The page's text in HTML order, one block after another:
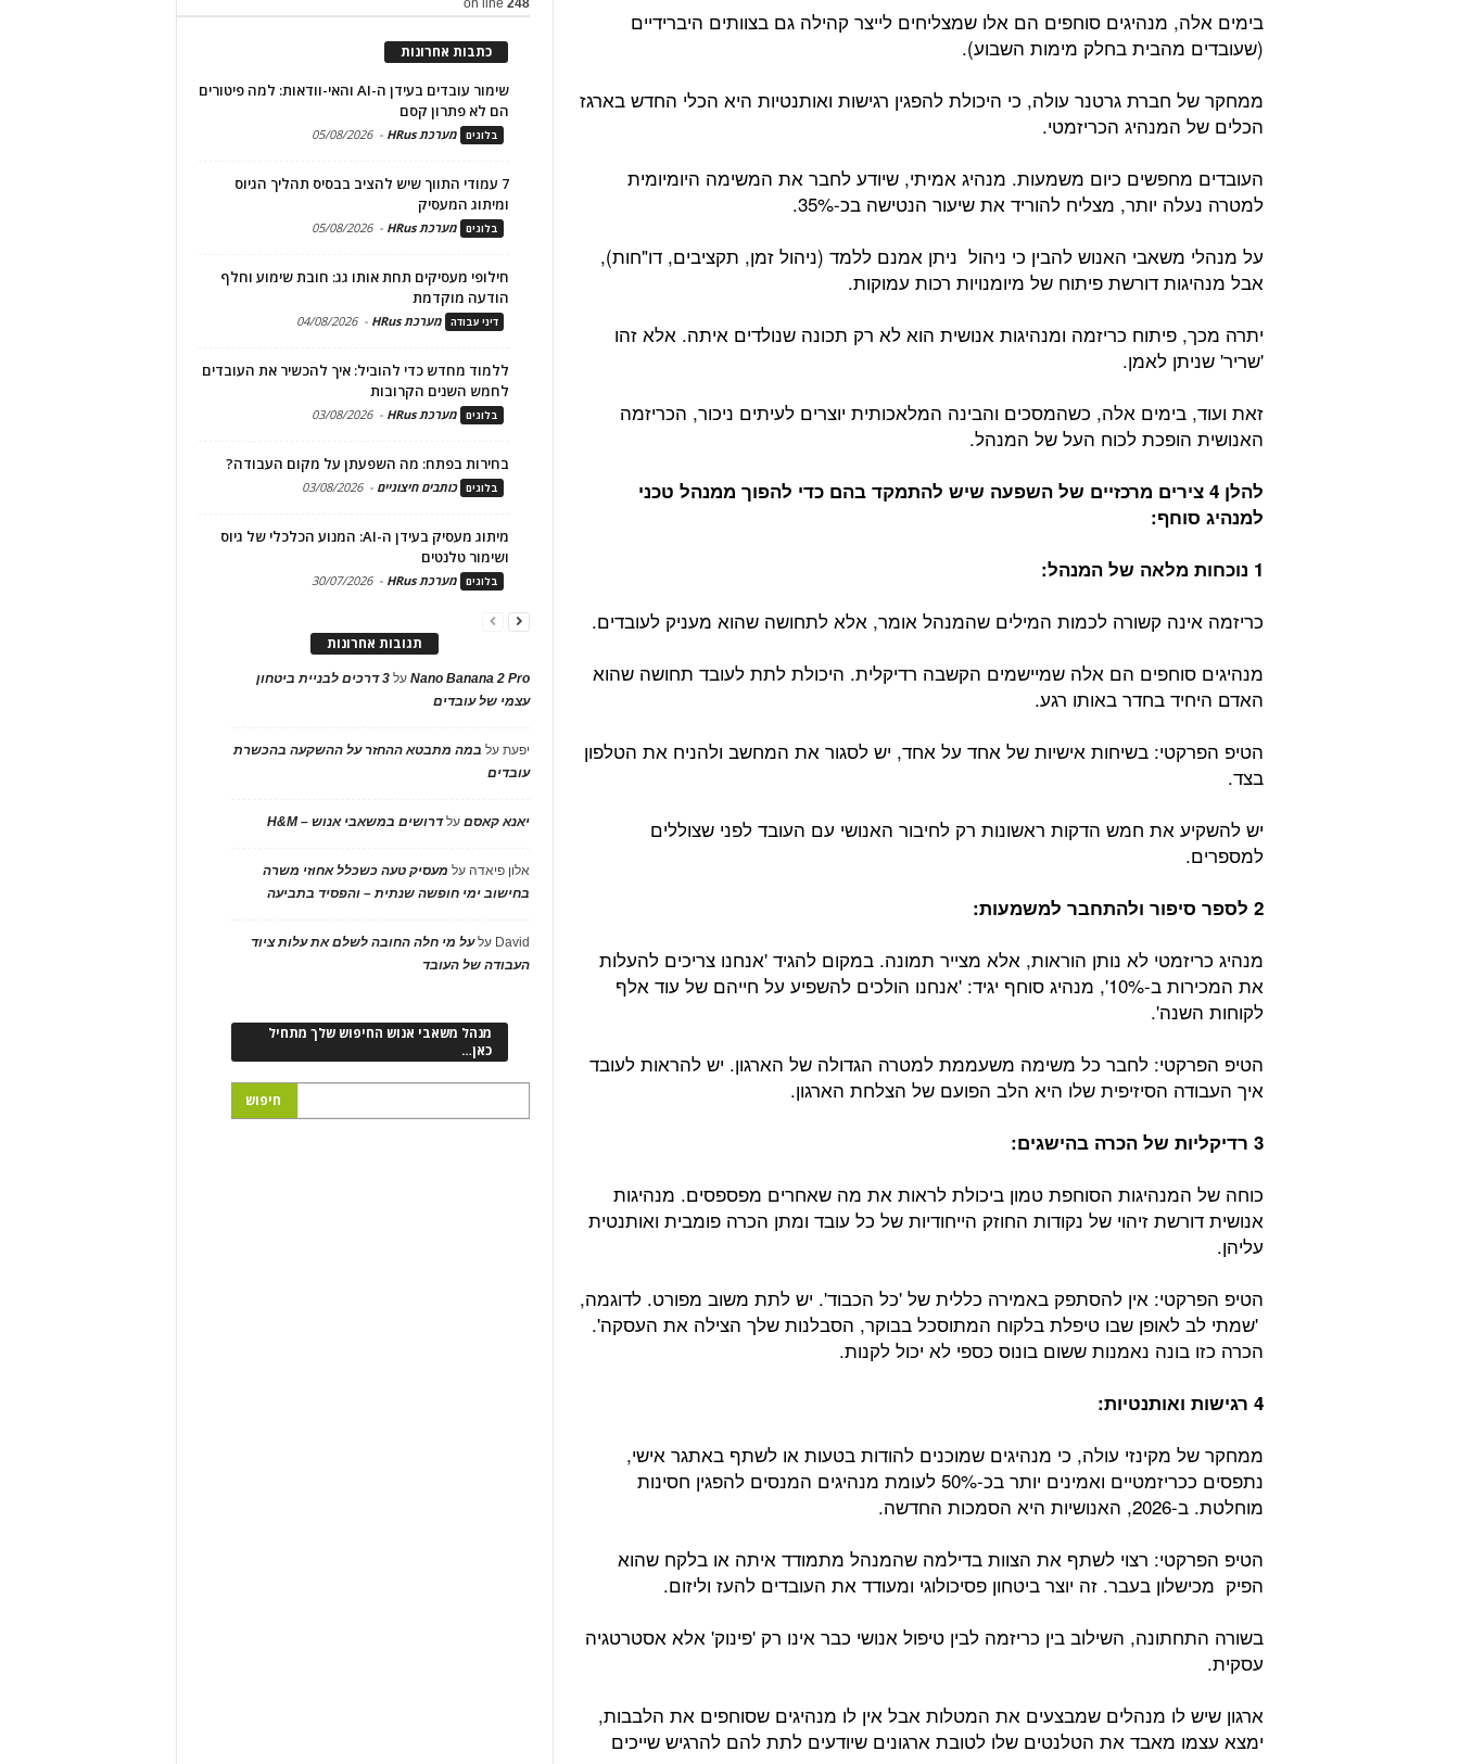
בימים אלה, מנהיגים סוחפים הם אלו שמצליחים לייצר קהילה גם בצוותים היברידיים
(שעובדים מהבית בחלק מימות השבוע).
ממחקר של חברת גרטנר עולה, כי היכולת להפגין רגישות ואותנטיות היא הכלי החדש בארגז
הכלים של המנהיג הכריזמטי.
העובדים מחפשים כיום משמעות. מנהיג אמיתי, שיודע לחבר את המשימה היומיומית
למטרה נעלה יותר, מצליח להוריד את שיעור הנטישה בכ-35%.
על מנהלי משאבי האנוש להבין כי ניהול ניתן אמנם ללמד (ניהול זמן, תקציבים, דו"חות),
אבל מנהיגות דורשת פיתוח של מיומנויות רכות עמוקות.
יתרה מכך, פיתוח כריזמה ומנהיגות אנושית הוא לא רק תכונה שנולדים איתה. אלא זהו
'שריר' שניתן לאמן.
זאת ועוד, בימים אלה, כשהמסכים והבינה המלאכותית יוצרים לעיתים ניכור, הכריזמה
האנושית הופכת לכוח העל של המנהל.
להלן 4 צירים מרכזיים של השפעה שיש להתמקד בהם כדי להפוך ממנהל טכני
למנהיג סוחף:
1 נוכחות מלאה של המנהל:
כריזמה אינה קשורה לכמות המילים שהמנהל אומר, אלא לתחושה שהוא מעניק לעובדים.
מנהיגים סוחפים הם אלה שמיישמים הקשבה רדיקלית. היכולת לתת לעובד תחושה שהוא
האדם היחיד בחדר באותו רגע.
הטיפ הפרקטי: בשיחות אישיות של אחד על אחד, יש לסגור את המחשב ולהניח את הטלפון
בצד.
יש להשקיע את חמש הדקות ראשונות רק לחיבור האנושי עם העובד לפני שצוללים
למספרים.
2 לספר סיפור ולהתחבר למשמעות:
מנהיג כריזמטי לא נותן הוראות, אלא מצייר תמונה. במקום להגיד 'אנחנו צריכים להעלות
את המכירות ב-10%', מנהיג סוחף יגיד: 'אנחנו הולכים להשפיע על חייהם של עוד אלף
לקוחות השנה'.
הטיפ הפרקטי: לחבר כל משימה משעממת למטרה הגדולה של הארגון. יש להראות לעובד
איך העבודה הסיזיפית שלו היא הלב הפועם של הצלחת הארגון.
3 רדיקליות של הכרה בהישגים:
כוחה של המנהיגות הסוחפת טמון ביכולת לראות את מה שאחרים מפספסים. מנהיגות
אנושית דורשת זיהוי של נקודות החוזק הייחודיות של כל עובד ומתן הכרה פומבית ואותנטית
עליהן.
הטיפ הפרקטי: אין להסתפק באמירה כללית של 'כל הכבוד'. יש לתת משוב מפורט. לדוגמה,
'שמתי לב לאופן שבו טיפלת בלקוח המתוסכל בבוקר, הסבלנות שלך הצילה את העסקה'.
הכרה כזו בונה נאמנות ששום בונוס כספי לא יכול לקנות.
4 רגישות ואותנטיות:
ממחקר של מקינזי עולה, כי מנהיגים שמוכנים להודות בטעות או לשתף באתגר אישי,
נתפסים ככריזמטיים ואמינים יותר בכ-50% לעומת מנהיגים המנסים להפגין חסינות
מוחלטת. ב-2026, האנושיות היא הסמכות החדשה.
הטיפ הפרקטי: רצוי לשתף את הצוות בדילמה שהמנהל מתמודד איתה או בלקח שהוא
הפיק מכישלון בעבר. זה יוצר ביטחון פסיכולוגי ומעודד את העובדים להעז וליזום.
בשורה התחתונה, השילוב בין כריזמה לבין טיפול אנושי כבר אינו רק 'פינוק' אלא אסטרטגיה
עסקית.
ארגון שיש לו מנהלים שמבצעים את המטלות אבל אין לו מנהיגים שסוחפים את הלבבות,
ימצא עצמו מאבד את הטלנטים שלו לטובת ארגונים שיודעים לתת להם להרגיש שייכים
כתבות אחרונות
שימור עובדים בעידן ה-AI והאי-וודאות: למה פיטורים
הם לא פתרון קסם
בלוגים מערכת HRus -
05/08/2026
7 עמודי התווך שיש להציב בבסיס תהליך הגיוס
ומיתוג המעסיק
בלוגים מערכת HRus -
05/08/2026
חילופי מעסיקים תחת אותו גג: חובת שימוע וחלף
הודעה מוקדמת
דיני עבודה מערכת HRus -
04/08/2026
ללמוד מחדש כדי להוביל: איך להכשיר את העובדים
לחמש השנים הקרובות
בלוגים מערכת HRus -
03/08/2026
בחירות בפתח: מה השפעתן על מקום העבודה?
בלוגים כותבים חיצוניים -
03/08/2026
מיתוג מעסיק בעידן ה-AI: המנוע הכלכלי של גיוס
ושימור טלנטים
בלוגים מערכת HRus -
30/07/2026
תגובות אחרונות
Nano Banana 2 Proעל
3 דרכים לבניית ביטחון
עצמי של עובדים
יפעתעל במה מתבטא ההחזר על ההשקעה בהכשרת
עובדים
יאנא קאסםעלדרושים במשאבי אנוש – H&M
אלון פיאדה על מעסיק טעה כשכלל אחוזי משרה
בחישוב ימי חופשה שנתית – והפסיד בתביעה
David עלעל מי חלה החובה לשלם את עלות ציוד
העבודה של העובד
מנהל משאבי אנוש החיפוש שלך מתחיל
כאן…